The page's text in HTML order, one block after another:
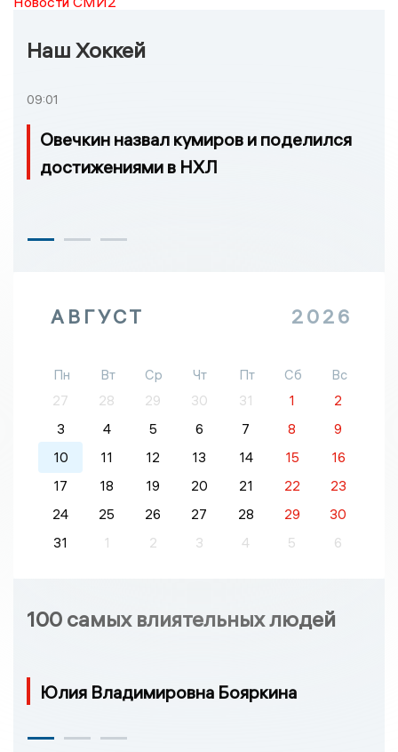
Наш Хоккей
09:01
Овечкин назвал кумиров и поделился
достижениями в НХЛ
АВГУСТ 2026
Пн Вт Ср Чт Пт Сб
Вс
27
28 29 30 31 1
2
3
4 5 6 7 8
9
10
11 12 13 14 15
16
17
18 19 20 21 22
23
24
25 26 27 28 29
30
31
1 2 3 4 5 6
100 самых влиятельных людей
Юлия Владимировна Бояркина